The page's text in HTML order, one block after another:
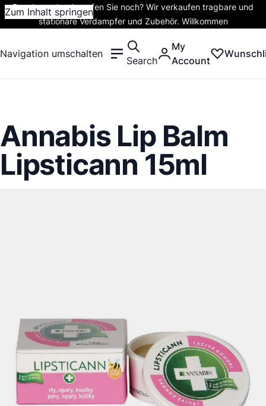
Zum Inhalt springen
Rauchen oder dampfen Sie noch? Wir verkaufen tragbare und
stationäre Verdampfer und Zubehör. Willkommen
Navigation umschalten
Search
My
Account
Annabis Lip Balm
Lipsticann 15ml